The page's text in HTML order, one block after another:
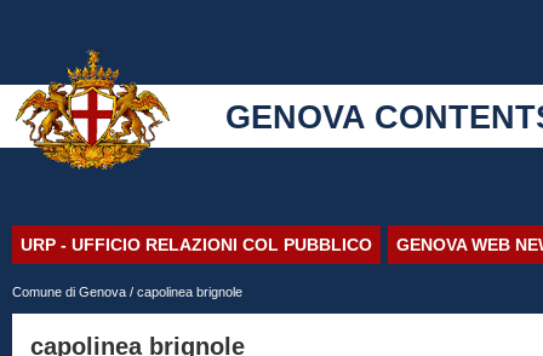
GENOVA
URP - UFFICIO RELAZIONI COL PUBBLICO GENOVA WEB
Comune di Genova / capolinea brignole
capolinea brignole